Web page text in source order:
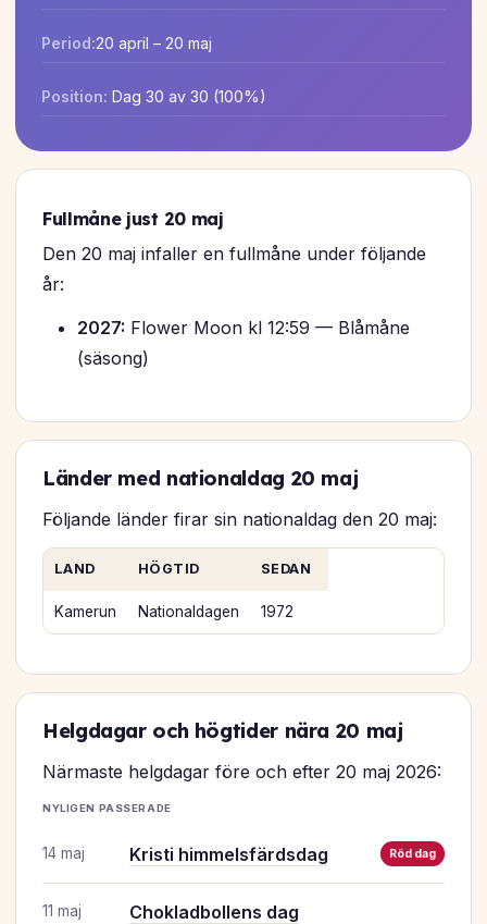
Period:20 april – 20 maj
Position: Dag 30 av 30 (100%)
Fullmåne just 20 maj
Den 20 maj infaller en fullmåne under följande
år:
2027: Flower Moon kl 12:59 — Blåmåne
(säsong)
Länder med nationaldag 20 maj
Följande länder firar sin nationaldag den 20 maj:
LAND HÖGTID SEDAN
Kamerun Nationaldagen 1972
Helgdagar och högtider nära 20 maj
Närmaste helgdagar före och efter 20 maj 2026:
NYLIGEN PASSERADE
14 maj Kristi himmelsfärdsdag Röd dag
11 maj Chokladbollens dag